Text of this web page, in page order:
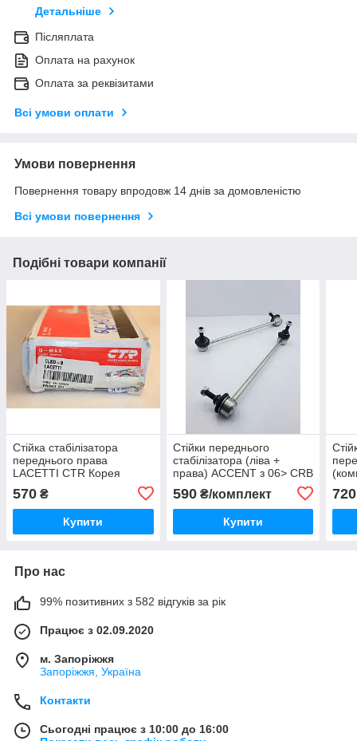
Детальніше
Післяплата
Оплата на рахунок
Оплата за реквізитами
Всі умови оплати
Умови повернення
Повернення товару впродовж 14 днів за домовленістю
Всі умови повернення
Подібні товари компанії
Стійка стабілізатора
переднього права
LACETTI CTR Корея
570 ₴
Купити
Стійки переднього
стабілізатора (ліва +
права) ACCENT з 06> CRB
590₴/комплект
Купити
720
Про нас
99% позитивних з 582 відгуків за рік
Працює з 02.09.2020
м. Запоріжжя
Запоріжжя, Україна
Контакти
Сьогодні працює з 10:00 до 16:00